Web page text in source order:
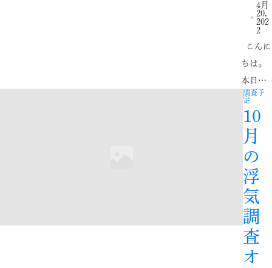
4月
20,
202
2
こんに
ちは。
本日…
調査予
定
10
月
の
浮
気
調
査
オ